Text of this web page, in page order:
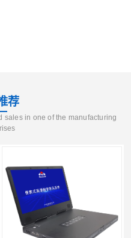
荐
sales in one of the manufacturing